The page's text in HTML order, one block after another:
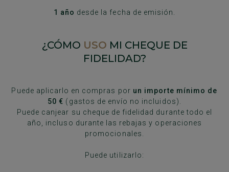
1 año desde la fecha de emisión.
¿CÓMO USO MI CHEQUE DE
FIDELIDAD?
Puede aplicarlo en compras por un importe mínimo de
50 € (gastos de envío no incluidos).
Puede canjear su cheque de fidelidad durante todo el
año, incluso durante las rebajas y operaciones
promocionales.
Puede utilizarlo: